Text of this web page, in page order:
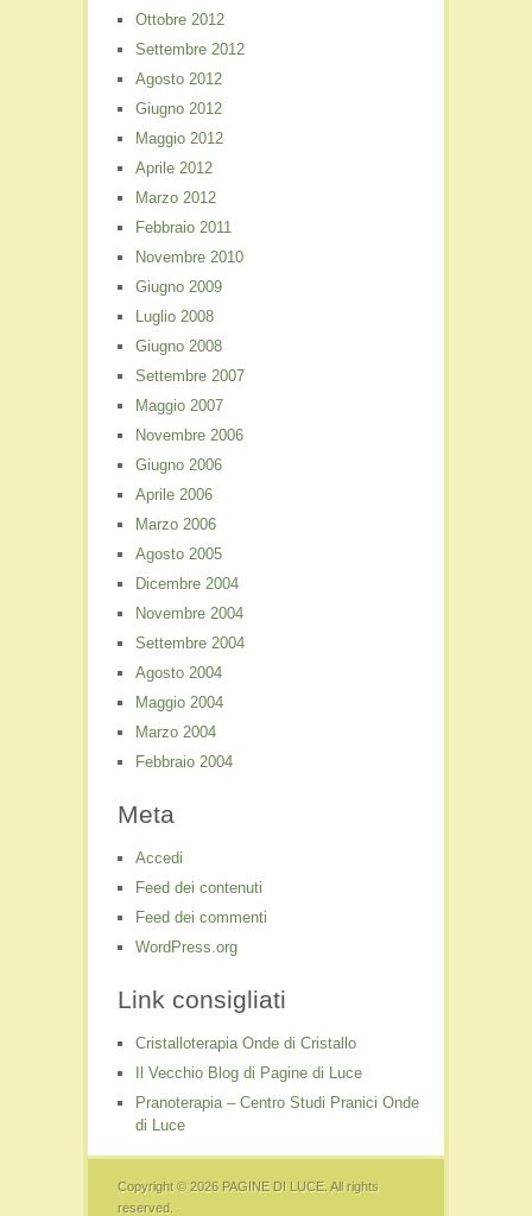
Ottobre 2012
Settembre 2012
Agosto 2012
Giugno 2012
Maggio 2012
Aprile 2012
Marzo 2012
Febbraio 2011
Novembre 2010
Giugno 2009
Luglio 2008
Giugno 2008
Settembre 2007
Maggio 2007
Novembre 2006
Giugno 2006
Aprile 2006
Marzo 2006
Agosto 2005
Dicembre 2004
Novembre 2004
Settembre 2004
Agosto 2004
Maggio 2004
Marzo 2004
Febbraio 2004
Meta
Accedi
Feed dei contenuti
Feed dei commenti
WordPress.org
Link consigliati
Cristalloterapia Onde di Cristallo
Il Vecchio Blog di Pagine di Luce
Pranoterapia – Centro Studi Pranici Onde
di Luce
Copyright © 2026 PAGINE DI LUCE. All rights
reserved.